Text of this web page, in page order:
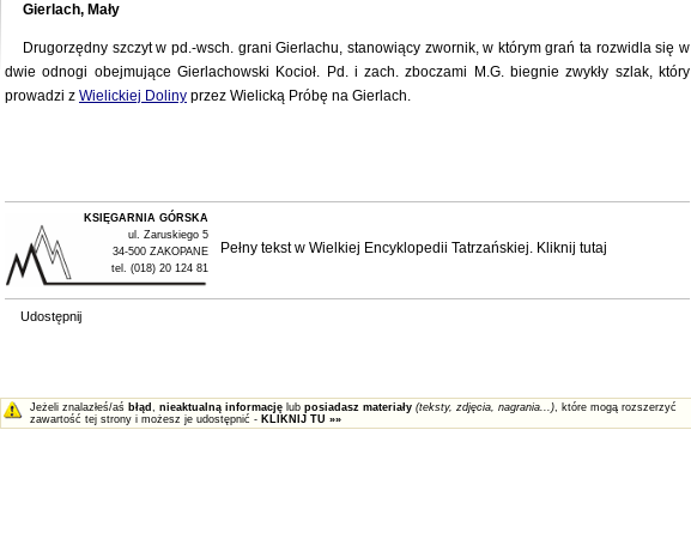
Gierlach, Mały
Drugorzędny szczyt w pd.-wsch. grani Gierlachu, stanowiący zwornik, w którym grań ta rozwidla się w
dwie odnogi obejmujące Gierlachowski Kocioł. Pd. i zach. zboczami M.G. biegnie zwykły szlak, który
prowadzi z Wielickiej Doliny przez Wielicką Próbę na Gierlach.
KSIĘGARNIA GÓRSKA
ul. Zaruskiego 5
34-500 ZAKOPANE
tel. (018) 20 124 81
Pełny tekst w Wielkiej Encyklopedii Tatrzańskiej. Kliknij tutaj
Udostępnij
Jeżeli znalazłeś/aś błąd , nieaktualną informację lub posiadasz materiały (teksty, zdjęcia, nagrania...), które mogą rozszerzyć
zawartość tej strony i możesz je udostępnić - KLIKNIJ TU »»